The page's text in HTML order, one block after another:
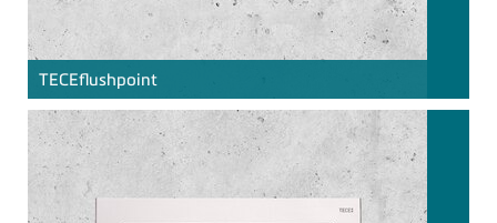
TECEflushpoint